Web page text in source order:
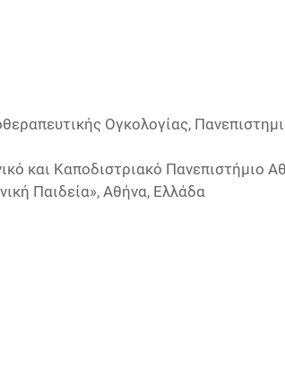
Ογκολογίας,
και Καποδιστριακό Πανεπιστήμιο
Παιδεία», Αθήνα, Ελλάδα